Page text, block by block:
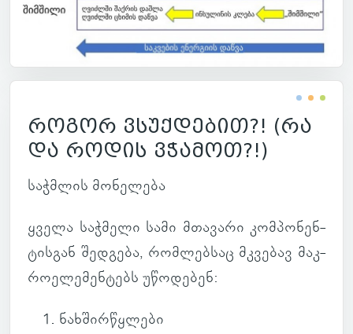
როგორ ვსუქდებით?! (რა
და როდის ვჭამოთ?!)
საჭ­მლის მო­ნე­ლება
ყველა საჭ­მელი სამი მთა­ვარი კომ­პო­ნენ­
ტის­გან შედ­გება, რომ­ლებ­საც მკვე­ბავ მაკ­
რო­ე­ლე­მენ­ტებს უწო­დე­ბენ:
ნახ­შირ­წყლები